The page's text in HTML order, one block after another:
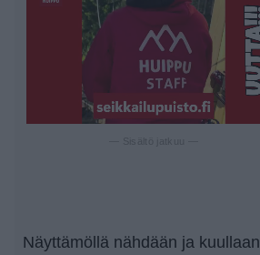
Näyttämöllä nähdään ja kuullaan